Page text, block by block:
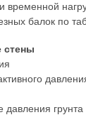
временной
балок по
стены
давления